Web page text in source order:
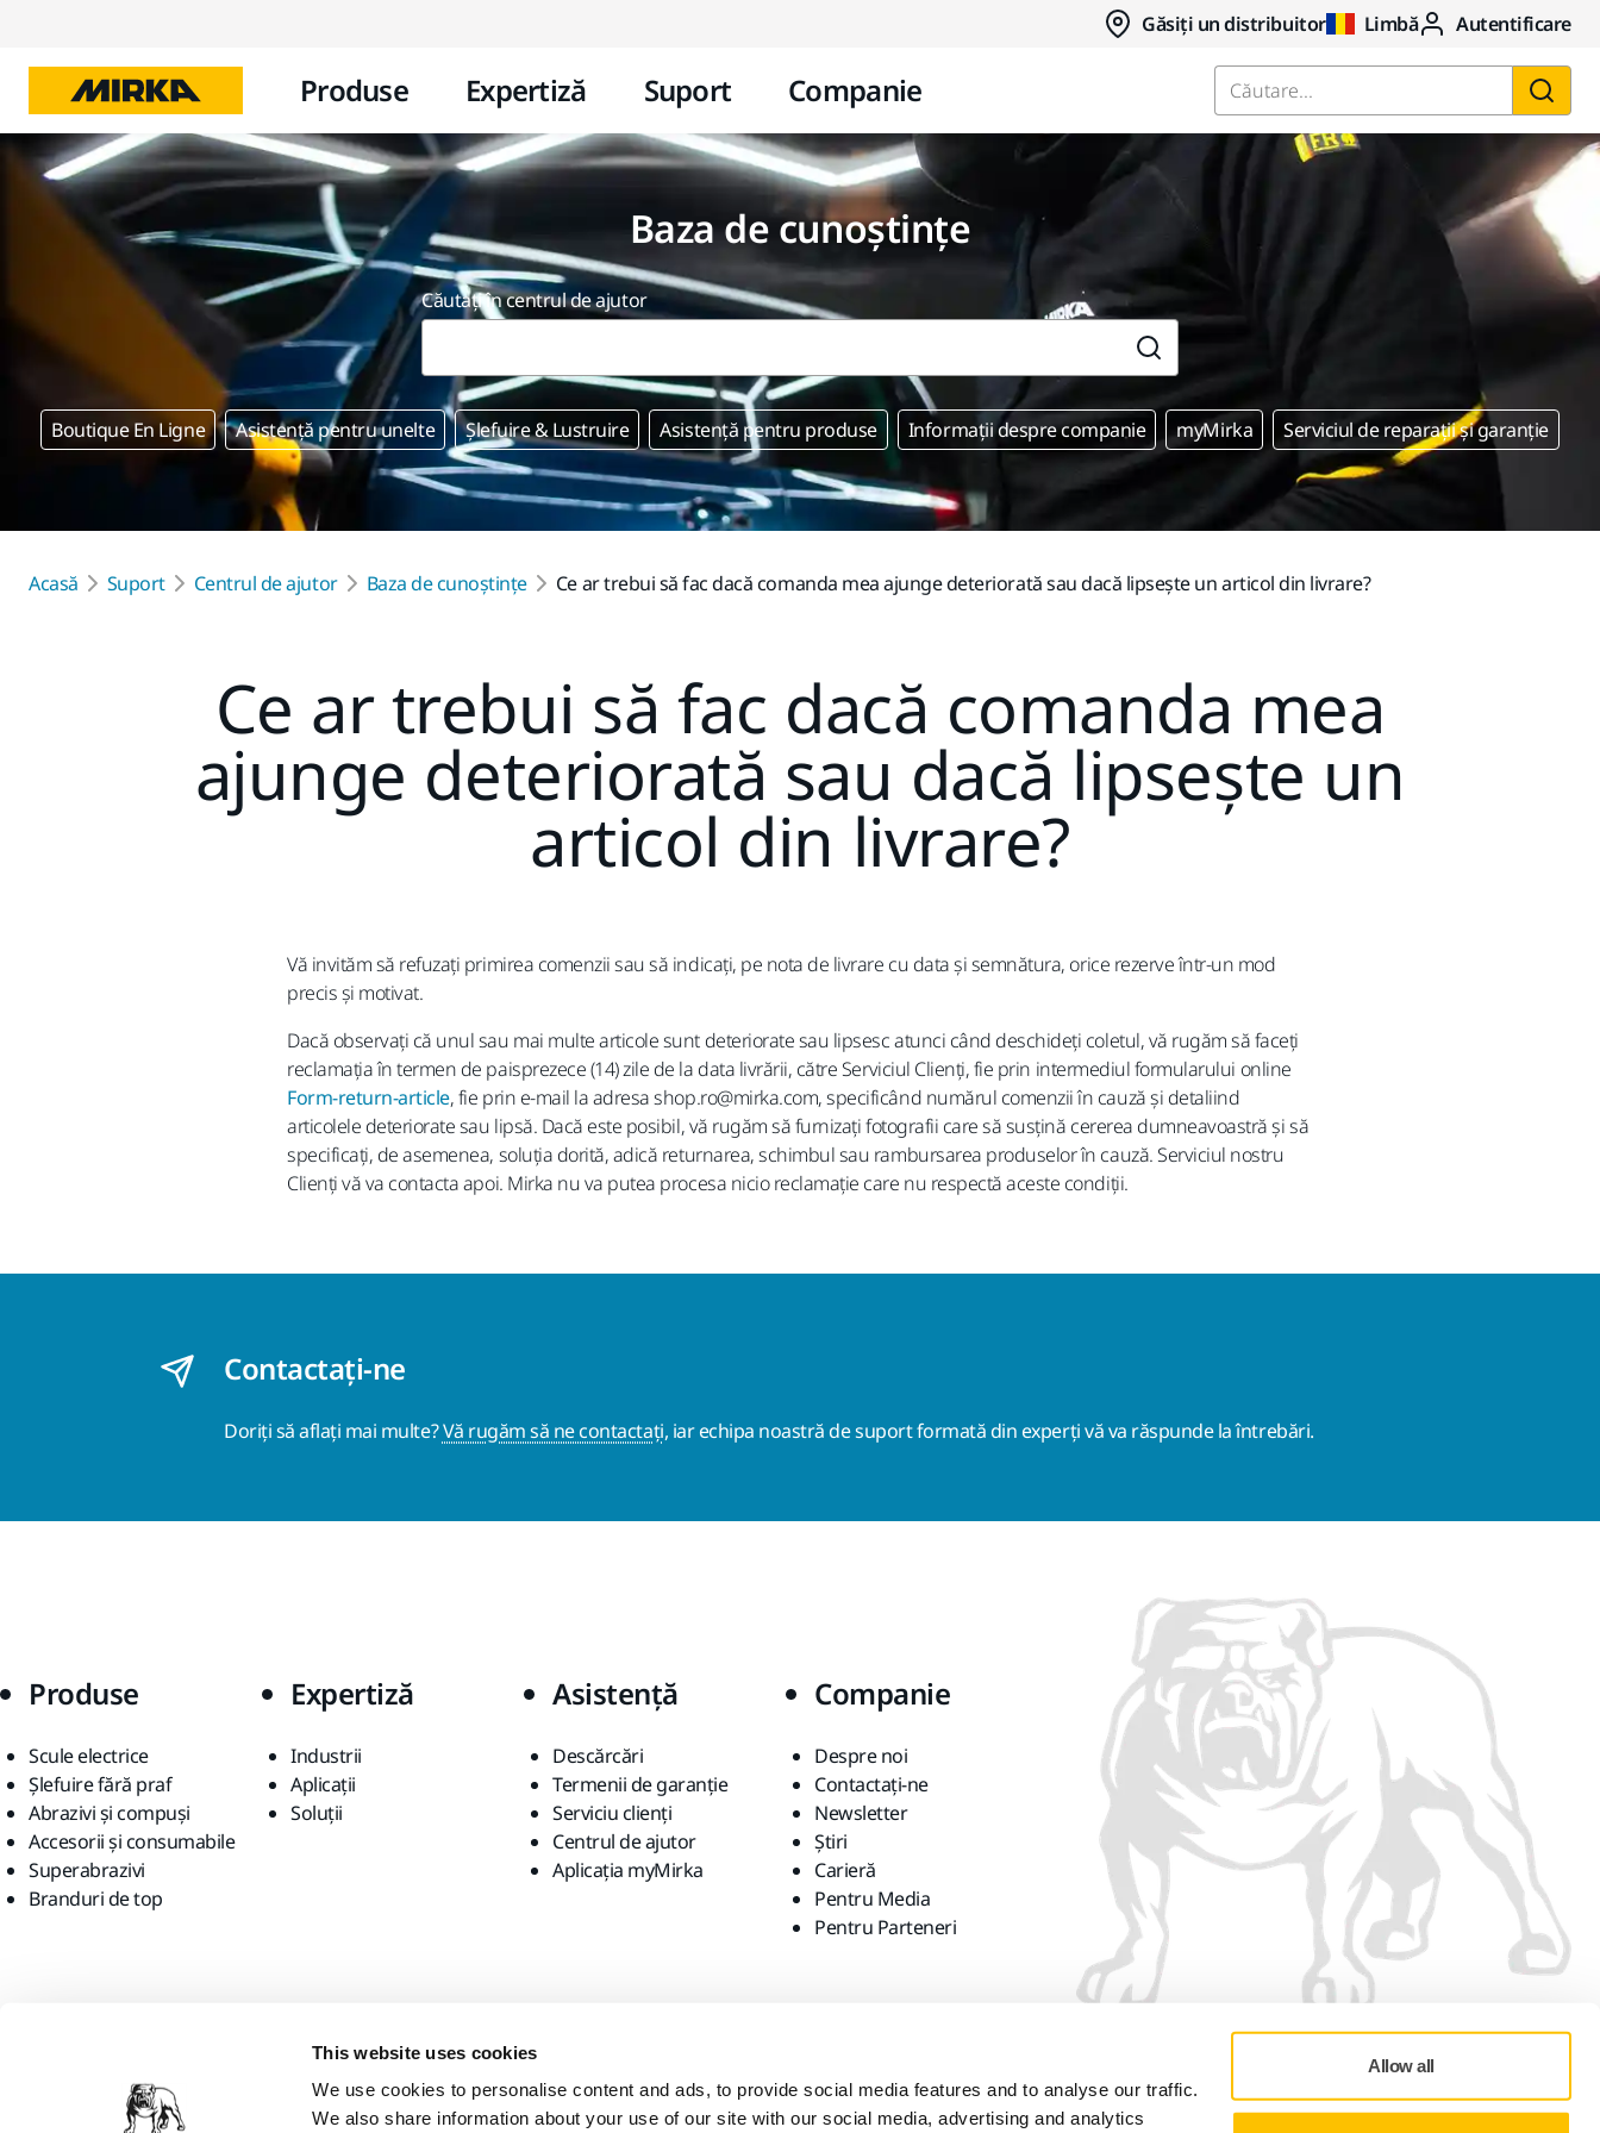
This website uses cookies
We use cookies to personalise content and ads, to provide social media features and to analyse our traffic.
We also share information about your use of our site with our social media, advertising and analytics
Allow all
Găsiți un distribuitor Limbă Autentificare
Produse Expertiză Suport Companie Căutare...
Baza de cunoștințe
Căutați în centrul de ajutor
Boutique En Ligne Asistență pentru unelte Șlefuire & Lustruire Asistență pentru produse Informații despre companie myMirka Serviciul de reparații și garanție
Acasă Suport Centrul de ajutor Baza de cunoștințe Ce ar trebui să fac dacă comanda mea ajunge deteriorată sau dacă lipsește un articol din livrare?
Ce ar trebui să fac dacă comanda mea
ajunge deteriorată sau dacă lipsește un
articol din livrare?
Vă invităm să refuzați primirea comenzii sau să indicați, pe nota de livrare cu data și semnătura, orice rezerve într-un mod
precis și motivat.
Dacă observați că unul sau mai multe articole sunt deteriorate sau lipsesc atunci când deschideți coletul, vă rugăm să faceți
reclamația în termen de paisprezece (14) zile de la data livrării, către Serviciul Clienți, fie prin intermediul formularului online
Form-return-article, fie prin e-mail la adresa shop.ro@mirka.com, specificând numărul comenzii în cauză și detaliind
articolele deteriorate sau lipsă. Dacă este posibil, vă rugăm să furnizați fotografii care să susțină cererea dumneavoastră și să
specificați, de asemenea, soluția dorită, adică returnarea, schimbul sau rambursarea produselor în cauză. Serviciul nostru
Clienți vă va contacta apoi. Mirka nu va putea procesa nicio reclamație care nu respectă aceste condiții.
Contactaţi-ne
Doriți să aflați mai multe?Vă rugăm să ne contactați, iar echipa noastră de suport formată din experți vă va răspunde la întrebări.
Produse
Scule electrice
Șlefuire fără praf
Abrazivi și compuși
Accesorii și consumabile
Superabrazivi
Branduri de top
Expertiză
Industrii
Aplicații
Soluții
Asistență
Descărcări
Termenii de garanție
Serviciu clienți
Centrul de ajutor
Aplicația myMirka
Companie
Despre noi
Contactaţi-ne
Newsletter
Știri
Carieră
Pentru Media
Pentru Parteneri